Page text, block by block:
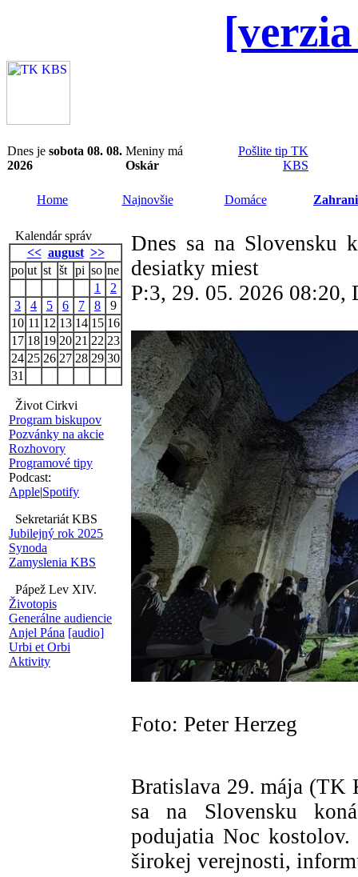
Dnes je sobota 08. 08.
2026
Meniny má
Oskár
Pošlite tip TK
KBS
Home Najnovšie Domáce
Kalendár správ
<< august >>
po ut st št pi so ne
1
2
3
4 5 6 7 8
9
10 11 12 13 14 15 16
17 18 19 20 21 22 23
24 25 26 27 28 29 30
31
Život Cirkvi
Program biskupov
Pozvánky na akcie
Rozhovory
Programové tipy
Podcast:
Apple|Spotify
Sekretariát KBS
Jubilejný rok 2025
Synoda
Zamyslenia KBS
Pápež Lev XIV.
Životopis
Generálne audiencie
Anjel Pána [audio]
Urbi et Orbi
Aktivity
Dnes sa na Slovensku
desiatky miest
P:3, 29. 05. 2026 08:20,
Foto: Peter Herzeg
Bratislava 29. mája (TK
sa na Slovensku
podujatia Noc
širokej verejnosti,